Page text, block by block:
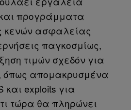
προγράμματα
κενών ασφαλείας
παγκοσμίως,
τιμών σχεδόν για
όπως απομακρυσμένα
και exploits για
τώρα θα πληρώνει